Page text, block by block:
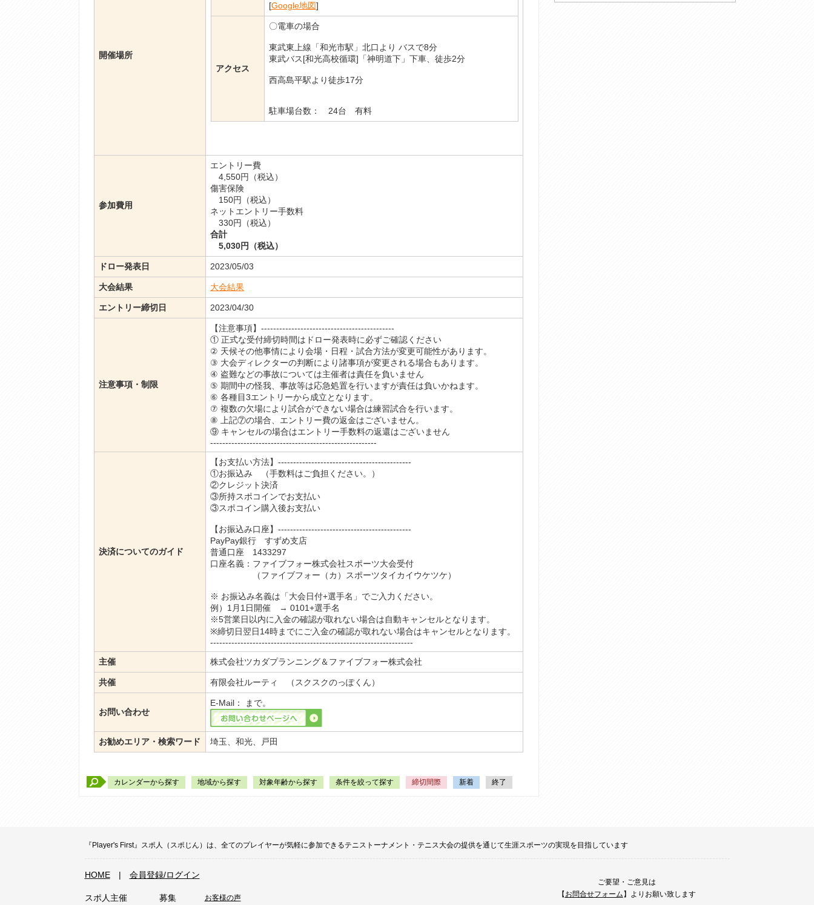
開催場所
[Google地図]
アクセス
〇電車の場合
東武東上線「和光市駅」北口より バスで8分
東武バス[和光高校循環]「神明道下」下車、徒歩2分
西高島平駅より徒歩17分
駐車場台数： 24台 有料
参加費用
エントリー費
4,550円（税込）
傷害保険
150円（税込）
ネットエントリー手数料
330円（税込）
合計
5,030円（税込）
ドロー発表日 2023/05/03
大会結果 大会結果
エントリー締切日 2023/04/30
注意事項・制限
【注意事項】--------------------------------------------
① 正式な受付締切時間はドロー発表時に必ずご確認ください
② 天候その他事情により会場・日程・試合方法が変更可能性があります。
③ 大会ディレクターの判断により諸事項が変更される場合もあります。
④ 盗難などの事故については主催者は責任を負いません
⑤ 期間中の怪我、事故等は応急処置を行いますが責任は負いかねます。
⑥ 各種目3エントリーから成立となります。
⑦ 複数の欠場により試合ができない場合は練習試合を行います。
⑧ 上記⑦の場合、エントリー費の返金はございません。
⑨ キャンセルの場合はエントリー手数料の返還はございません
-------------------------------------------------------
決済についてのガイド
【お支払い方法】--------------------------------------------
①お振込み （手数料はご負担ください。）
②クレジット決済
③所持スポコインでお支払い
③スポコイン購入後お支払い
【お振込み口座】--------------------------------------------
PayPay銀行 すずめ支店
普通口座 1433297
口座名義：ファイブフォー株式会社スポーツ大会受付
（ファイブフォー（カ）スポーツタイカイウケツケ）
※ お振込み名義は「大会日付+選手名」でご入力ください。
例）1月1日開催 → 0101+選手名
※5営業日以内に入金の確認が取れない場合は自動キャンセルとなります。
※締切日翌日14時までにご入金の確認が取れない場合はキャンセルとなります。
-------------------------------------------------------------------
主催
株式会社ツカダプランニング＆ファイブフォー株式会社
共催 有限会社ルーティ （スクスクのっぽくん）
お問い合わせ
E-Mail： まで。
お勧めエリア・検索ワード 埼玉、和光、戸田
カレンダーから探す 地域から探す 対象年齢から探す 条件を絞って探す 締切間際 新着 終了
『Player's First』スポ人（スポじん）は、全てのプレイヤーが気軽に参加できるテニストーナメント・テニス大会の提供を通じて生涯スポーツの実現を目指しています
HOME| 会員登録/ログイン
スポ人主催 募集 お客様の声
ご要望・ご意見は
【 お問合せフォーム 】よりお願い致します